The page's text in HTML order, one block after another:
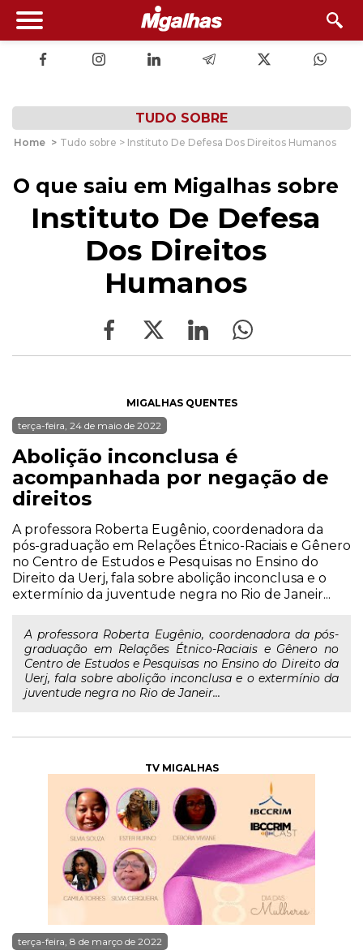
TUDO SOBRE
Home > Tudo sobre > Instituto De Defesa Dos Direitos Humanos
O que saiu em Migalhas sobre
Instituto De Defesa
Dos Direitos
Humanos
MIGALHAS QUENTES
terça-feira, 24 de maio de 2022
Abolição inconclusa é
acompanhada por negação de
direitos
A professora Roberta Eugênio, coordenadora da
pós-graduação em Relações Étnico-Raciais e Gênero
no Centro de Estudos e Pesquisas no Ensino do
Direito da Uerj, fala sobre abolição inconclusa e o
extermínio da juventude negra no Rio de Janeir...
A professora Roberta Eugênio, coordenadora da pós-
graduação em Relações Étnico-Raciais e Gênero no
Centro de Estudos e Pesquisas no Ensino do Direito da
Uerj, fala sobre abolição inconclusa e o extermínio da
juventude negra no Rio de Janeir...
TV MIGALHAS
terça-feira, 8 de março de 2022